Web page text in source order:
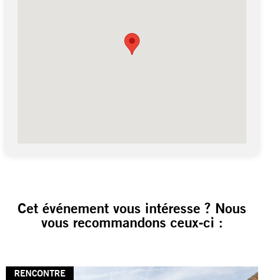
Cet événement vous intéresse ? Nous
vous recommandons ceux-ci :
RENCONTRE